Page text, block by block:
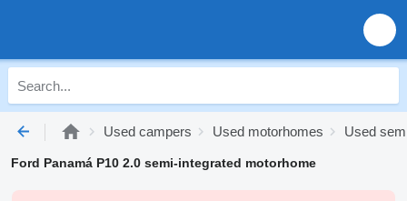
Used campers Used motorhomes Used
Ford Panamá P10 2.0 semi-integrated motorhome